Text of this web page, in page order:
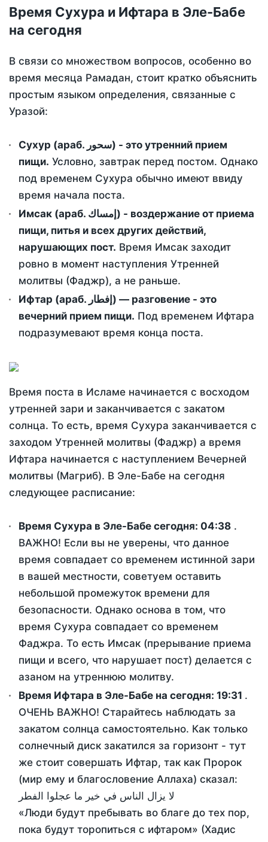
Время Сухура и Ифтара в Эле-Бабе
на сегодня
В связи со множеством вопросов, особенно во
время месяца Рамадан, стоит кратко объяснить
простым языком определения, связанные с
Уразой:
Сухур (араб. سحور) - это утренний прием
пищи. Условно, завтрак перед постом. Однако
под временем Сухура обычно имеют ввиду
время начала поста.
Имсак (араб. إمساك) - воздержание от приема
пищи, питья и всех других действий,
нарушающих пост. Время Имсак заходит
ровно в момент наступления Утренней
молитвы (Фаджр), а не раньше.
Ифтар (араб. إفطار) — разговение - это
вечерний прием пищи. Под временем Ифтара
подразумевают время конца поста.
Время поста в Исламе начинается с восходом
утренней зари и заканчивается с закатом
солнца. То есть, время Сухура заканчивается с
заходом Утренней молитвы (Фаджр) а время
Ифтара начинается с наступлением Вечерней
молитвы (Магриб). В Эле-Бабе на сегодня
следующее расписание:
Время Сухура в Эле-Бабе сегодня: 04:38 .
ВАЖНО! Если вы не уверены, что данное
время совпадает со временем истинной зари
в вашей местности, советуем оставить
небольшой промежуток времени для
безопасности. Однако основа в том, что
время Сухура совпадает со временем
Фаджра. То есть Имсак (прерывание приема
пищи и всего, что нарушает пост) делается с
азаном на утреннюю молитву.
Время Ифтара в Эле-Бабе на сегодня: 19:31 .
ОЧЕНЬ ВАЖНО! Старайтесь наблюдать за
закатом солнца самостоятельно. Как только
солнечный диск закатился за горизонт - тут
же стоит совершать Ифтар, так как Пророк
(мир ему и благословение Аллаха) сказал:
لا يزال الناس في خير ما عجلوا الفطر
«Люди будут пребывать во благе до тех пор,
пока будут торопиться с ифтаром» (Хадис